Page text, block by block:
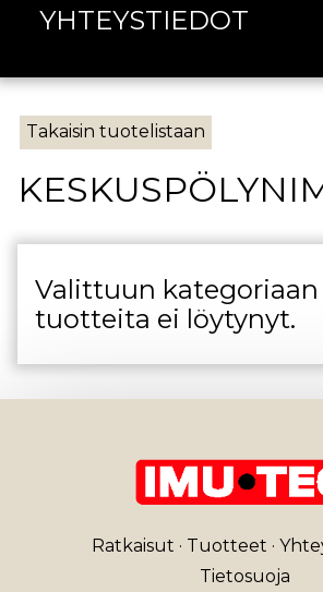
YHTEYSTIEDOT
Takaisin tuotelistaan
Valittuun
tuotteita ei löytynyt.
Ratkaisut · Tuotteet ·
Tietosuoja